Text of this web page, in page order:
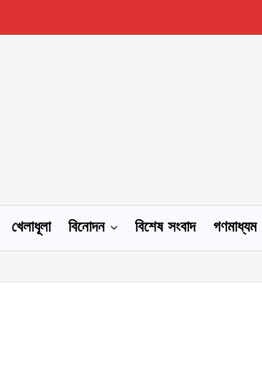
খেলাধূলা বিনোদন বিশেষ সংবাদ গণমাধ্যম